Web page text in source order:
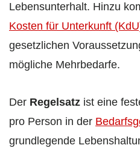
Lebensunterhalt. Hinzu
Kosten für Unterkunft
gesetzlichen
mögliche Mehrbedarfe.
Der Regelsatz ist eine
pro Person in der
grundlegende